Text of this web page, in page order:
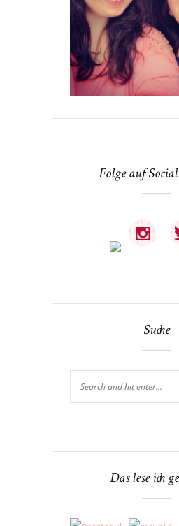
Folge auf
Suche
Das lese ich